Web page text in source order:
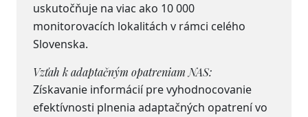
uskutočňuje na viac ako 10 000
monitorovacích lokalitách v rámci celého
Slovenska.
Vzťah k adaptačným opatreniam NAS:
Získavanie informácií pre vyhodnocovanie
efektívnosti plnenia adaptačných opatrení vo